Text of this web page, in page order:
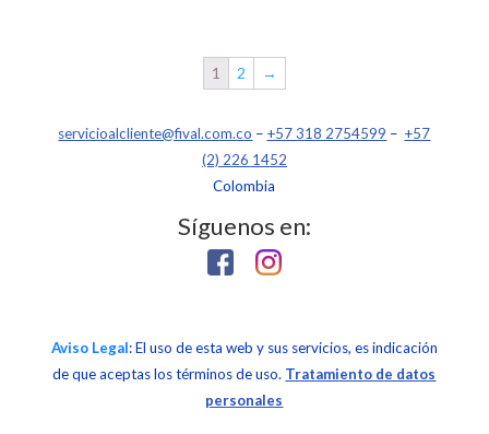
1 2 →
servicioalcliente@fival.com.co – +57 318 2754599 – +57
(2) 226 1452
Colombia
Síguenos en:
Aviso Legal: El uso de esta web y sus servicios, es indicación
de que aceptas los términos de uso. Tratamiento de datos
personales